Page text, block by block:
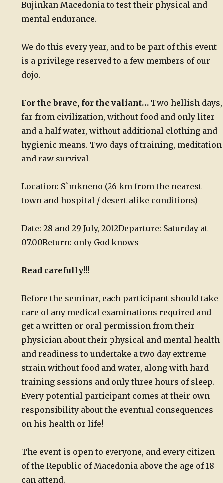
Bujinkan Macedonia to test their physical and
mental endurance.
We do this every year, and to be part of this event
is a privilege reserved to a few members of our
dojo.
For the brave, for the valiant…Two hellish days,
far from civilization, without food and only liter
and a half water, without additional clothing and
hygienic means. Two days of training, meditation
and raw survival.
Location: S`mkneno (26 km from the nearest
town and hospital / desert alike conditions)
Date: 28 and 29 July, 2012Departure: Saturday at
07.00Return: only God knows
Read carefully!!!
Before the seminar, each participant should take
care of any medical examinations required and
get a written or oral permission from their
physician about their physical and mental health
and readiness to undertake a two day extreme
strain without food and water, along with hard
training sessions and only three hours of sleep.
Every potential participant comes at their own
responsibility about the eventual consequences
on his health or life!
The event is open to everyone, and every citizen
of the Republic of Macedonia above the age of 18
can attend.